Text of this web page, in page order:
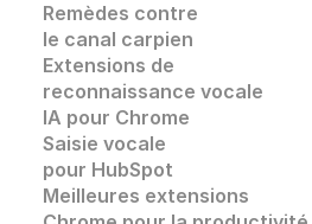
Remèdes contre
le canal carpien
Extensions de
reconnaissance vocale
IA pour Chrome
Saisie vocale
pour HubSpot
Meilleures extensions